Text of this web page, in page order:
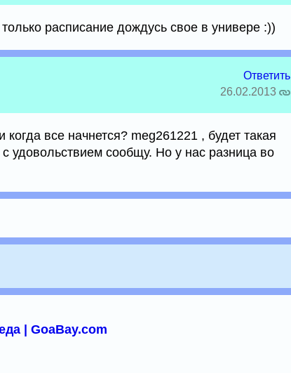
расписание дождусь свое в универе :))
Ответить
26.02.2013
когда все начнется? meg261221 , будет такая
удовольствием сообщу. Но у нас разница во
| GoaBay.com